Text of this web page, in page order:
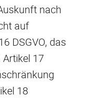
nach
auf
DSGVO, das
17
18